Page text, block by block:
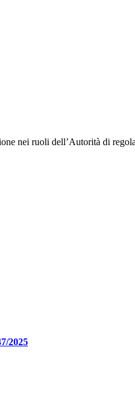
nei ruoli dell’Autorità di
2025